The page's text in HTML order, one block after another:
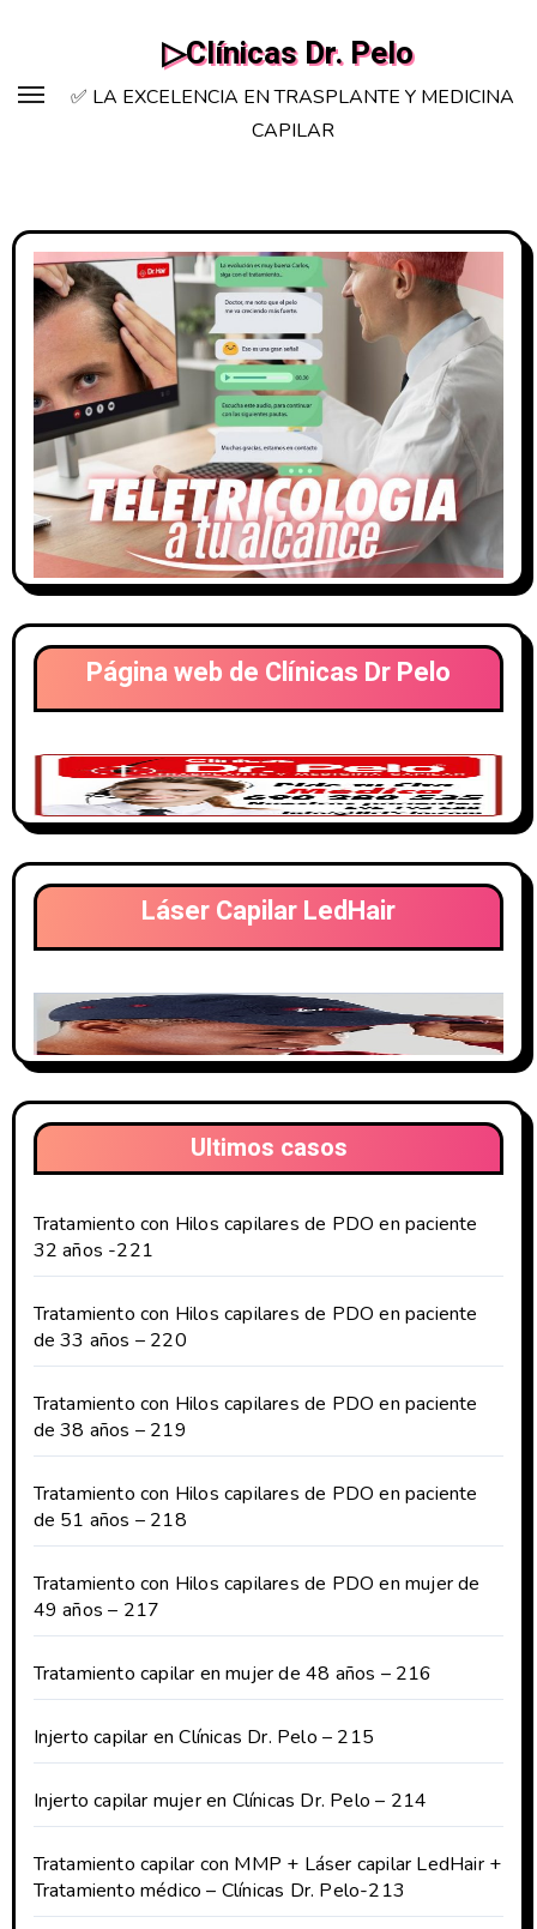
contenido
▷Clínicas Dr. Pelo
✅ LA EXCELENCIA EN TRASPLANTE Y MEDICINA
CAPILAR
Página web de Clínicas Dr Pelo
Láser Capilar LedHair
Ultimos casos
Tratamiento con Hilos capilares de PDO en paciente
32 años -221
Tratamiento con Hilos capilares de PDO en paciente
de 33 años – 220
Tratamiento con Hilos capilares de PDO en paciente
de 38 años – 219
Tratamiento con Hilos capilares de PDO en paciente
de 51 años – 218
Tratamiento con Hilos capilares de PDO en mujer de
49 años – 217
Tratamiento capilar en mujer de 48 años – 216
Injerto capilar en Clínicas Dr. Pelo – 215
Injerto capilar mujer en Clínicas Dr. Pelo – 214
Tratamiento capilar con MMP + Láser capilar LedHair +
Tratamiento médico – Clínicas Dr. Pelo-213